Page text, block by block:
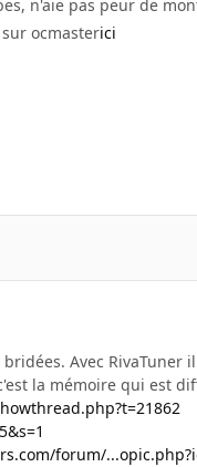
n'aie pas peur de
ocmasterici
Avec
la mémoire qui est
forum/